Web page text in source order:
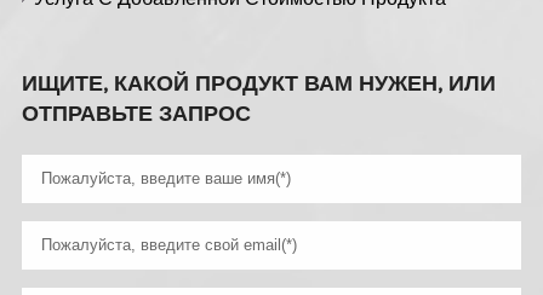
ИЩИТЕ, КАКОЙ ПРОДУКТ ВАМ НУЖЕН, ИЛИ
ОТПРАВЬТЕ ЗАПРОС